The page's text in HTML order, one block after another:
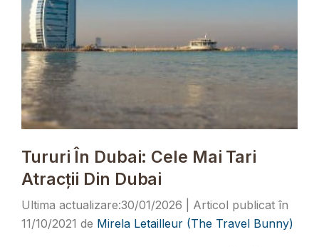
Tururi În Dubai: Cele Mai Tari
Atracții Din Dubai
30/01/2026
11/10/2021 de Mirela Letailleur (The Travel Bunny)